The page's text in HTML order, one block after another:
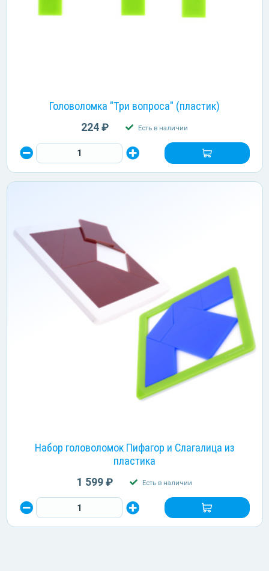
Головоломка "Три вопроса" (пластик)
224 ₽ Есть в наличии
Набор головоломок Пифагор и Слагалица из
пластика
1 599 ₽ Есть в наличии